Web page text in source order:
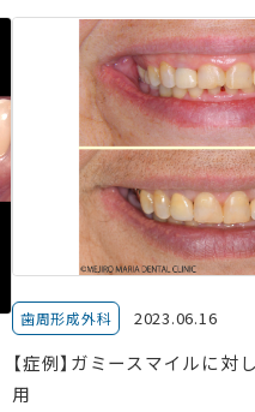
歯周形成外科 2023.06.16
【症例】ガミースマイルに対
用